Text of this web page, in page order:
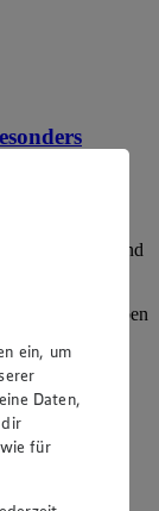
aufwendiger und
sogenannter
abpflückt,
Die Trauben
ein, um
Daten,
für